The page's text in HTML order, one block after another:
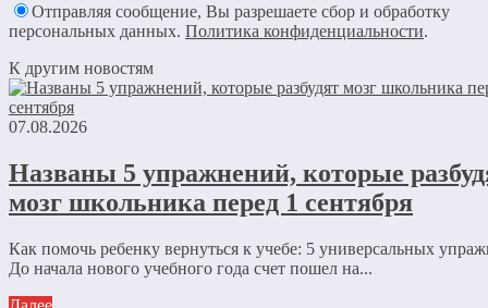
Отправляя сообщение, Вы разрешаете сбор и обработку
персональных данных. Политика конфиденциальности.
К другим новостям
07.08.2026
Названы 5 упражнений, которые
мозг школьника перед 1 сентября
Как помочь ребенку вернуться к учебе: 5 универсальных
До начала нового учебного года счет пошел на...